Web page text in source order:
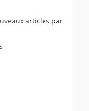
articles par